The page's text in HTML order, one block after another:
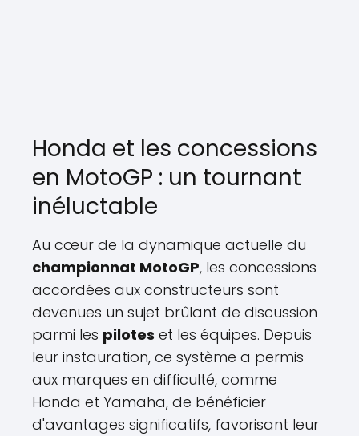
Honda et les concessions
en MotoGP : un tournant
inéluctable
Au cœur de la dynamique actuelle du
championnat MotoGP, les concessions
accordées aux constructeurs sont
devenues un sujet brûlant de discussion
parmi les pilotes et les équipes. Depuis
leur instauration, ce système a permis
aux marques en difficulté, comme
Honda et Yamaha, de bénéficier
d'avantages significatifs, favorisant leur